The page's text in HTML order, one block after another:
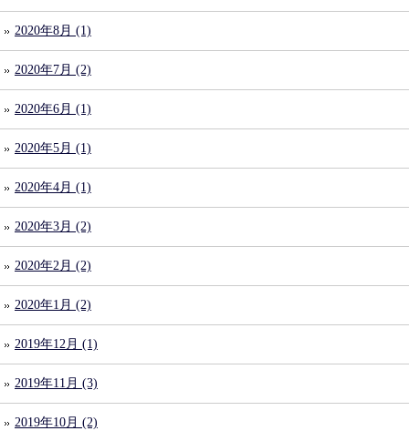
2020年8月 (1)
2020年7月 (2)
2020年6月 (1)
2020年5月 (1)
2020年4月 (1)
2020年3月 (2)
2020年2月 (2)
2020年1月 (2)
2019年12月 (1)
2019年11月 (3)
2019年10月 (2)